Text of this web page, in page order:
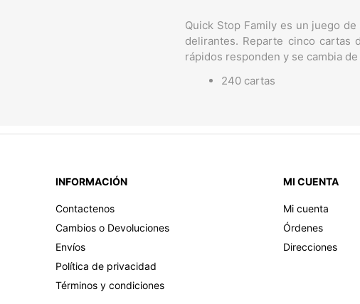
Quick Stop Family es un juego
delirantes. Reparte cinco cartas
rápidos responden y se cambia
240 cartas
INFORMACIÓN
Contactenos
Cambios o Devoluciones
Envíos
Política de privacidad
Términos y condiciones
MI CUENTA
Mi cuenta
Órdenes
Direcciones